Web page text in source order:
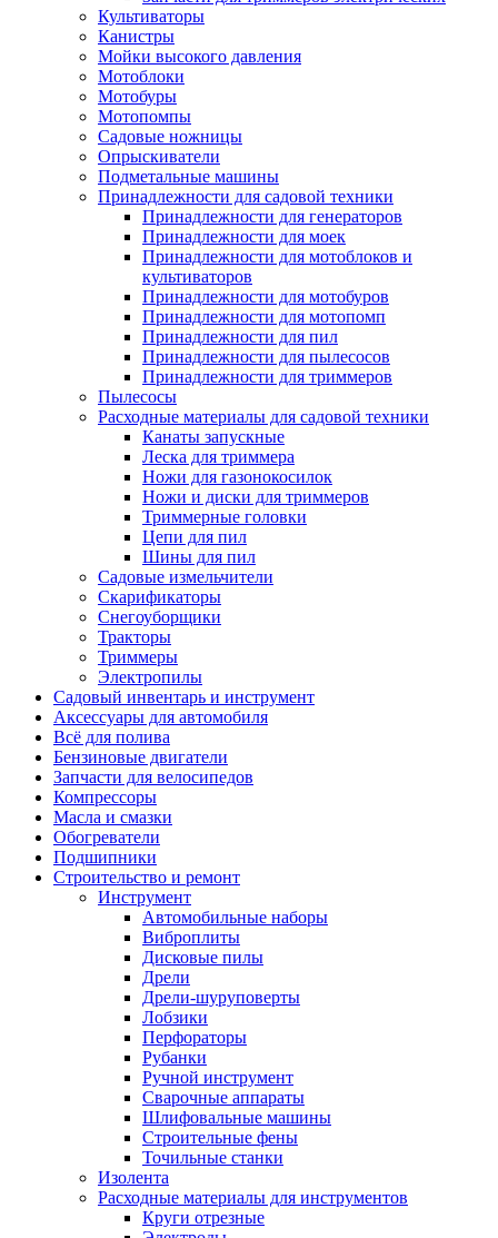
Культиваторы
Канистры
Мойки высокого давления
Мотоблоки
Мотобуры
Мотопомпы
Садовые ножницы
Опрыскиватели
Подметальные машины
Принадлежности для садовой техники
Принадлежности для генераторов
Принадлежности для моек
Принадлежности для мотоблоков и
культиваторов
Принадлежности для мотобуров
Принадлежности для мотопомп
Принадлежности для пил
Принадлежности для пылесосов
Принадлежности для триммеров
Пылесосы
Расходные материалы для садовой техники
Канаты запускные
Леска для триммера
Ножи для газонокосилок
Ножи и диски для триммеров
Триммерные головки
Цепи для пил
Шины для пил
Садовые измельчители
Скарификаторы
Снегоуборщики
Тракторы
Триммеры
Электропилы
Садовый инвентарь и инструмент
Аксессуары для автомобиля
Всё для полива
Бензиновые двигатели
Запчасти для велосипедов
Компрессоры
Масла и смазки
Обогреватели
Подшипники
Строительство и ремонт
Инструмент
Автомобильные наборы
Виброплиты
Дисковые пилы
Дрели
Дрели-шуруповерты
Лобзики
Перфораторы
Рубанки
Ручной инструмент
Сварочные аппараты
Шлифовальные машины
Строительные фены
Точильные станки
Изолента
Расходные материалы для инструментов
Круги отрезные